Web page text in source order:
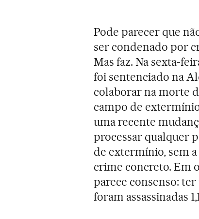
Pode parecer que
ser condenado por
Mas faz. Na sexta-
foi sentenciado na
colaborar na morte
campo de
uma recente
processar qualquer
de extermínio, sem
crime concreto. Em
parece consenso:
foram assassinadas